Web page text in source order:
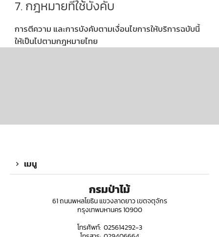
7. กฎหมายที่ใช้บังคับ
การตีความ และการบังคับตามเงื่อนไขการให้บริการฉบับนี้
ให้เป็นไปตามกฎหมายไทย
เมนู
กรมป่าไม้
61 ถนนพหลโยธิน แขวงลาดยาว เขตจตุจักร
กรุงเทพมหานคร 10900
โทรศัพท์: 025614292-3